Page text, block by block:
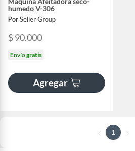
humedo V-306
Por Seller Group
$ 90.000
Envíogratis
Agregar
1